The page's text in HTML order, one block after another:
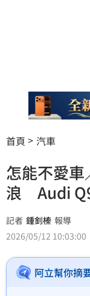
首頁 汽車
怎能不愛
浪 Audi
記者 鍾釗榛 報導
2026/05/12 10:03:00
阿立幫你摘